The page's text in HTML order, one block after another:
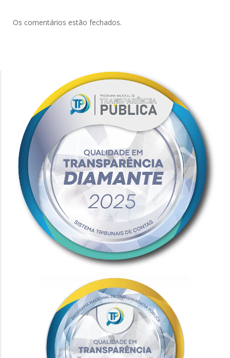
Os comentários estão fechados.